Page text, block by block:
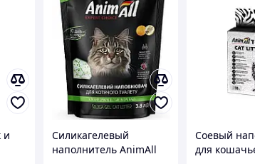
и
Силикагелевый
наполнитель AnimAll
Соевый
для